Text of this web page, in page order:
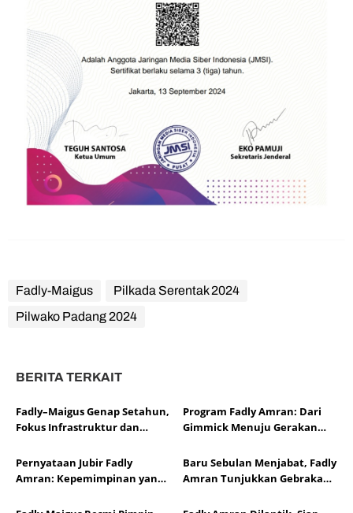
Fadly-Maigus
Pilkada Serentak 2024
Pilwako Padang 2024
BERITA TERKAIT
Fadly–Maigus Genap Setahun,
Fokus Infrastruktur dan
Program Fadly Amran: Dari
Gimmick Menuju Gerakan
Pernyataan Jubir Fadly
Amran: Kepemimpinan yang
Warga Bukan untuk
Baru Sebulan Menjabat, Fadly
Amran Tunjukkan Gebrakan